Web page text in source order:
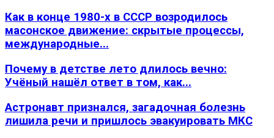
Как в конце 1980-х в СССР возродилось
масонское движение: скрытые процессы,
международные...
Почему в детстве лето длилось вечно:
Учёный нашёл ответ в том, как...
Астронавт признался, загадочная болезнь
лишила речи и пришлось эвакуировать МКС